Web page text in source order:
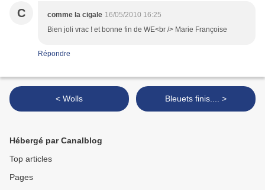
C comme la cigale 16/05/2010 16:25
Bien joli vrac ! et bonne fin de WE<br /> Marie Françoise
Répondre
< Wolls Bleuets finis.... >
Hébergé par Canalblog
Top articles
Pages